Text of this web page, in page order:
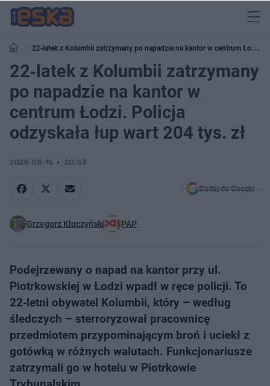
22‑latek z Kolumbii zatrzymany po napadzie na kantor w centrum Łodzi.
Policja odzyskała łup wart 204 tys. zł
22‑latek z Kolumbii zatrzymany
po napadzie na kantor w
centrum Łodzi. Policja
odzyskała łup wart 204 tys. zł
2026-06-19 20:53
Dodaj do Google
Grzegorz Kluczyński PAP
Podejrzewany o napad na kantor przy ul.
Piotrkowskiej w Łodzi wpadł w ręce policji. To
22‑letni obywatel Kolumbii, który – według
śledczych – sterroryzował pracownicę
przedmiotem przypominającym broń i uciekł z
gotówką w różnych walutach. Funkcjonariusze
zatrzymali go w hotelu w Piotrkowie